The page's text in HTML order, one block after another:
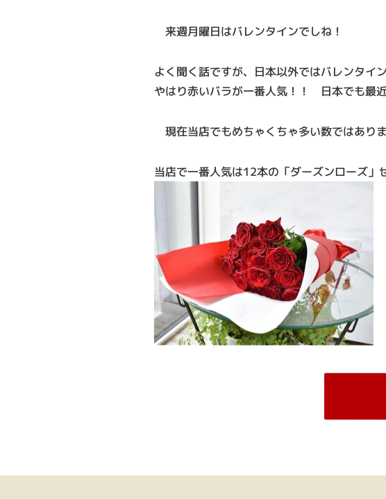
来週月曜日はバレンタインでしね！
よく聞く話ですが、日本以外ではバレンタイ
やはり赤いバラが一番人気！！ 日本でも最
現在当店でもめちゃくちゃ多い数ではあり
当店で一番人気は12本の「ダーズンローズ」